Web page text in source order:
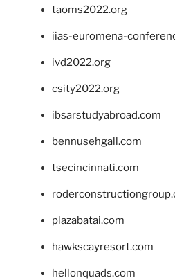
taoms2022.org
iias-euromena-
ivd2022.org
csity2022.org
ibsarstudyabroad.com
bennusehgall.com
tsecincinnati.com
plazabatai.com
hawkscayresort.com
hellonquads.com